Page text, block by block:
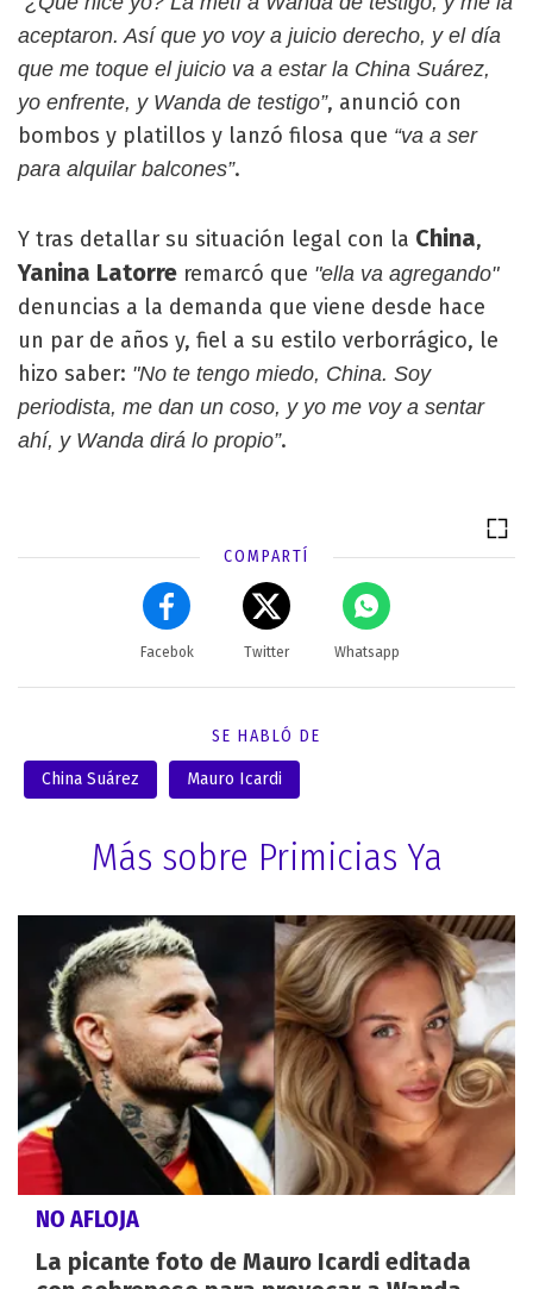
aceptaron. Así que yo voy a juicio derecho, y el día
que me toque el juicio va a estar la China Suárez,
yo enfrente, y Wanda de testigo”, anunció con
bombos y platillos y lanzó filosa que “va a ser
para alquilar balcones”.
Y tras detallar su situación legal con la China,
Yanina Latorre remarcó que "ella va agregando"
denuncias a la demanda que viene desde hace
un par de años y, fiel a su estilo verborrágico, le
hizo saber: "No te tengo miedo, China. Soy
periodista, me dan un coso, y yo me voy a sentar
ahí, y Wanda dirá lo propio”.
COMPARTÍ
Facebok Twitter Whatsapp
SE HABLÓ DE
China Suárez Mauro Icardi
Más sobre Primicias Ya
NO AFLOJA
La picante foto de Mauro Icardi editada